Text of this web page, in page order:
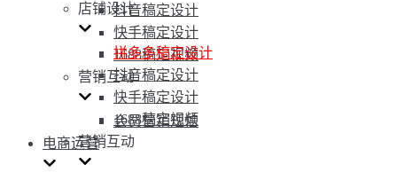
抖音稿定设计
快手稿定设计
1688稿定视频
营销互动
会员营销短信
电商运营
店铺设计
拼多多稿定设计
抖音稿定设计
快手稿定设计
1688稿定视频
营销互动